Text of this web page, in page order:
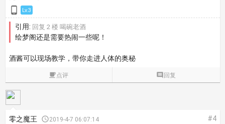
 Lv.3
引用: 回复 2 楼 喝碗老酒
绘梦阁还是需要热闹一些呢！
酒酱可以现场教学，带你走进人体的奥秘
点评  回复
零之魔王 2019-4-7 06:07:14 #4